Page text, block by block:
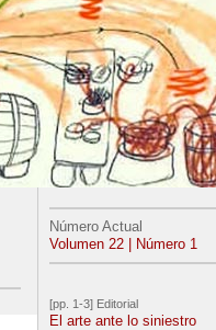
Número Actual
Volumen 22 | Número 1
[pp. 1-3] Editorial
El arte ante lo siniestro